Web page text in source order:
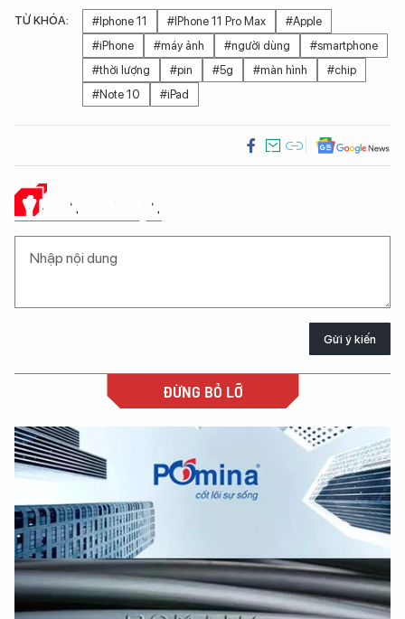
TỪ KHÓA: #Iphone 11 #IPhone 11 Pro Max
#Apple
#iPhone
#máy ảnh #người dùng
#smartphone
#thời lượng
#pin #5g #màn hình
#chip
#Note 10
#iPad
Ý KIẾN CỦA BẠN
Gửi ý kiến
ĐỪNG BỎ LỠ